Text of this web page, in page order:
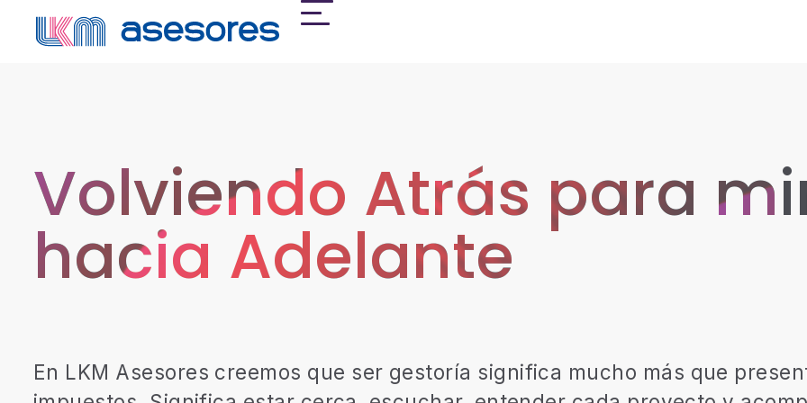
Volviendo Atrás para
hacia Adelante
En LKM Asesores creemos que ser gestoría significa mucho más que